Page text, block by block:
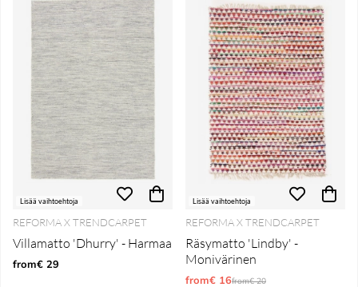
Lisää vaihtoehtoja
REFORMA X TRENDCARPET
Villamatto 'Dhurry' - Harmaa
from€ 29
Lisää vaihtoehtoja
REFORMA X TRENDCARPET
Räsymatto 'Lindby' -
Monivärinen
from€ 16Normaali hinta
from€ 20